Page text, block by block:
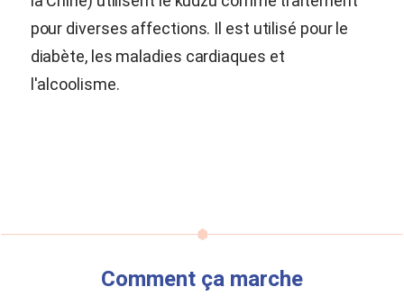
pour diverses affections. Il est utilisé pour le
diabète, les maladies cardiaques et
l'alcoolisme.
Comment ça marche